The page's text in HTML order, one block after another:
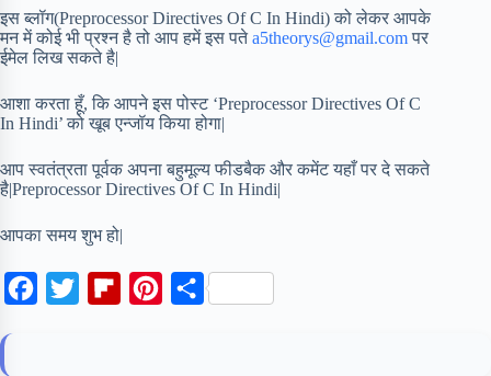
इस ब्लॉग(Preprocessor Directives Of C In Hindi) को लेकर आपके
मन में कोई भी प्रश्न है तो आप हमें इस पतेa5theorys@gmail.comपर
ईमेल लिख सकते है|
आशा करता हूँ, कि आपने इस पोस्ट ‘Preprocessor Directives Of C
In Hindi’ को खूब एन्जॉय किया होगा|
आप स्वतंत्रता पूर्वक अपना बहुमूल्य फीडबैक और कमेंट यहाँ पर दे सकते
है|Preprocessor Directives Of C In Hindi|
आपका समय शुभ हो|
S